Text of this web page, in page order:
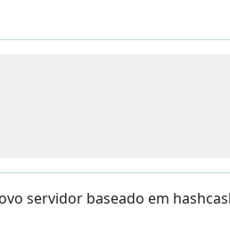
servidor baseado em